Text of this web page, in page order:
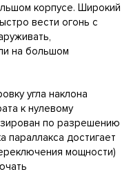
корпусе. Широкий
вести огонь с
на большом
угла наклона
к нулевому
по разрешению
параллакса достигает
мощности)